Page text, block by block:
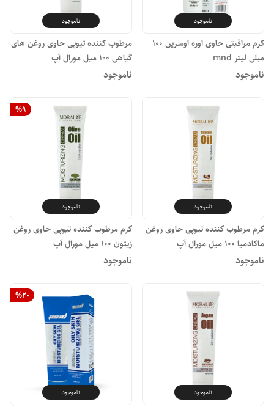
ناموجود
کرم مراقبتی حاوی اوره اوسرین ۱۰۰
میلی لیتر mnd
ناموجود
ناموجود
مرطوب کننده تیوپی حاوی روغن های
گیاهی ۱۰۰ میل مورال آپ
ناموجود
ناموجود
کرم مرطوب کننده تیوپی حاوی روغن
ماکادمیا ۱۰۰ میل مورال آپ
ناموجود
%9
ناموجود
کرم مرطوب کننده تیوپی حاوی روغن
زیتون ۱۰۰ میل مورال آپ
ناموجود
ناموجود
%20
ناموجود